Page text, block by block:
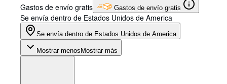
Gastos de envío gratis Gastos de envío gratis
Se envía dentro de Estados Unidos de America
Se envía dentro de Estados Unidos de America
Mostrar menos Mostrar más